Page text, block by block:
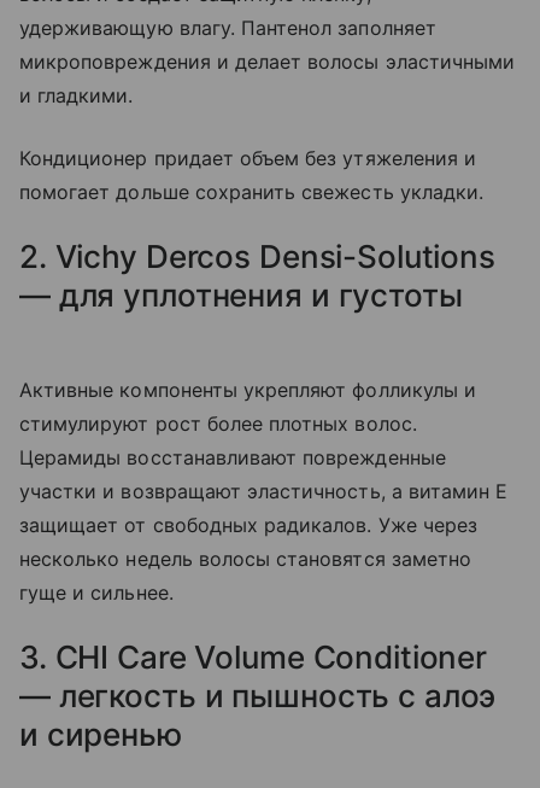
удерживающую влагу. Пантенол заполняет
микроповреждения и делает волосы эластичными
и гладкими.
Кондиционер придает объем без утяжеления и
помогает дольше сохранить свежесть укладки.
2. Vichy Dercos Densi-Solutions
— для уплотнения и густоты
Активные компоненты укрепляют фолликулы и
стимулируют рост более плотных волос.
Церамиды восстанавливают поврежденные
участки и возвращают эластичность, а витамин Е
защищает от свободных радикалов. Уже через
несколько недель волосы становятся заметно
гуще и сильнее.
3. CHI Care Volume Conditioner
— легкость и пышность с алоэ
и сиренью